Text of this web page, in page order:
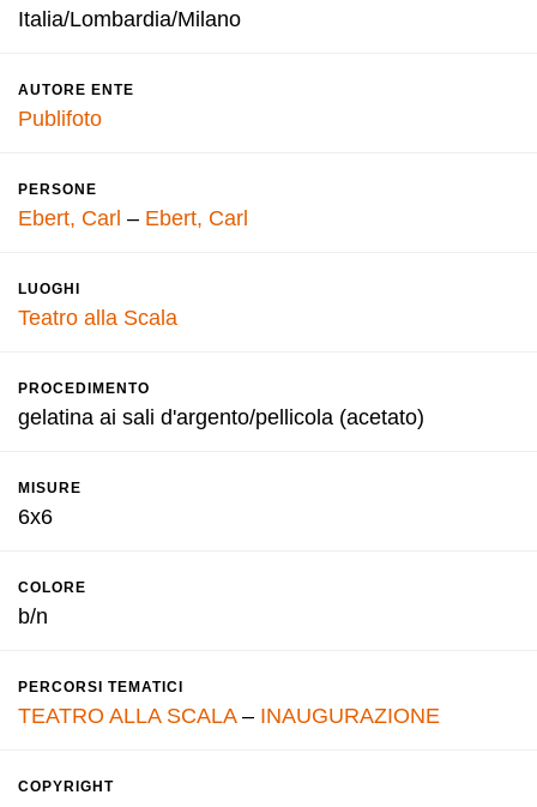
Italia/Lombardia/Milano
AUTORE ENTE
Publifoto
PERSONE
Ebert, Carl – Ebert, Carl
LUOGHI
Teatro alla Scala
PROCEDIMENTO
gelatina ai sali d'argento/pellicola (acetato)
MISURE
6x6
COLORE
b/n
PERCORSI TEMATICI
TEATRO ALLA SCALA– INAUGURAZIONE
COPYRIGHT